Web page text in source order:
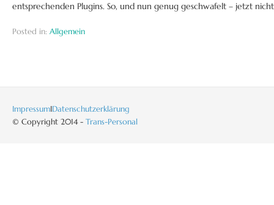
entsprechenden Plugins. So, und nun genug geschwafelt – jetzt
Posted in: Allgemein
ImpressumIDatenschutzerklärung
© Copyright 2014 - Trans-Personal